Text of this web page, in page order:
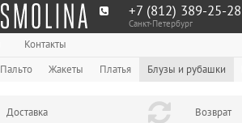
+7 (812) 389-25-28
Санкт-Петербург
Контакты
Пальто Жакеты Платья Блузы и рубашки
Доставка Возврат